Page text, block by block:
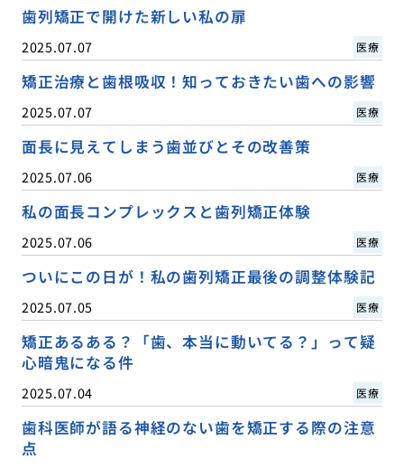
歯列矯正で開けた新しい私の扉
2025.07.07 医療
矯正治療と歯根吸収！知っておきたい歯への影響
2025.07.07 医療
面長に見えてしまう歯並びとその改善策
2025.07.06 医療
私の面長コンプレックスと歯列矯正体験
2025.07.06 医療
ついにこの日が！私の歯列矯正最後の調整体験記
2025.07.05 医療
矯正あるある？「歯、本当に動いてる？」って疑
心暗鬼になる件
2025.07.04 医療
歯科医師が語る神経のない歯を矯正する際の注意
点